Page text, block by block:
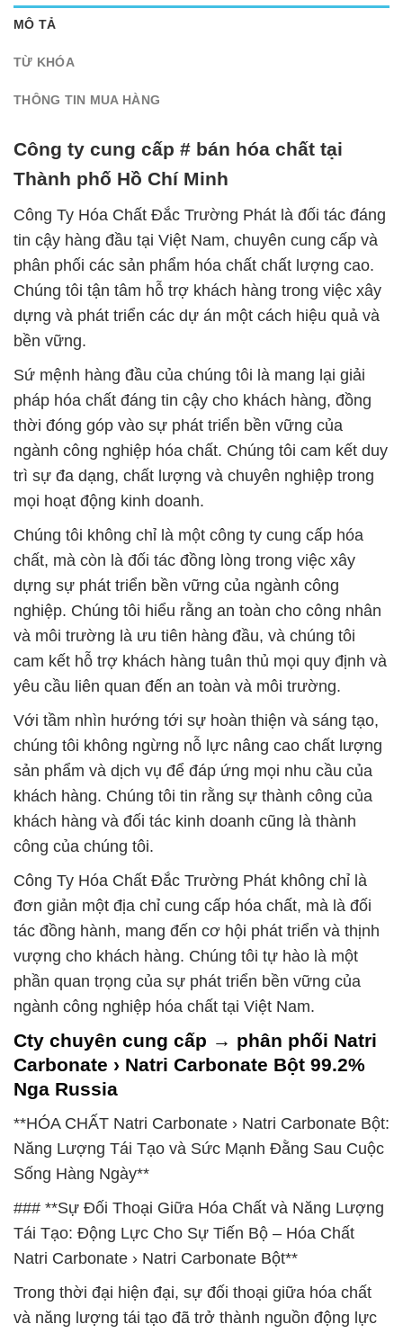
MÔ TẢ
TỪ KHÓA
THÔNG TIN MUA HÀNG
Công ty cung cấp # bán hóa chất tại
Thành phố Hồ Chí Minh
Công Ty Hóa Chất Đắc Trường Phát là đối tác đáng
tin cậy hàng đầu tại Việt Nam, chuyên cung cấp và
phân phối các sản phẩm hóa chất chất lượng cao.
Chúng tôi tận tâm hỗ trợ khách hàng trong việc xây
dựng và phát triển các dự án một cách hiệu quả và
bền vững.
Sứ mệnh hàng đầu của chúng tôi là mang lại giải
pháp hóa chất đáng tin cậy cho khách hàng, đồng
thời đóng góp vào sự phát triển bền vững của
ngành công nghiệp hóa chất. Chúng tôi cam kết duy
trì sự đa dạng, chất lượng và chuyên nghiệp trong
mọi hoạt động kinh doanh.
Chúng tôi không chỉ là một công ty cung cấp hóa
chất, mà còn là đối tác đồng lòng trong việc xây
dựng sự phát triển bền vững của ngành công
nghiệp. Chúng tôi hiểu rằng an toàn cho công nhân
và môi trường là ưu tiên hàng đầu, và chúng tôi
cam kết hỗ trợ khách hàng tuân thủ mọi quy định và
yêu cầu liên quan đến an toàn và môi trường.
Với tầm nhìn hướng tới sự hoàn thiện và sáng tạo,
chúng tôi không ngừng nỗ lực nâng cao chất lượng
sản phẩm và dịch vụ để đáp ứng mọi nhu cầu của
khách hàng. Chúng tôi tin rằng sự thành công của
khách hàng và đối tác kinh doanh cũng là thành
công của chúng tôi.
Công Ty Hóa Chất Đắc Trường Phát không chỉ là
đơn giản một địa chỉ cung cấp hóa chất, mà là đối
tác đồng hành, mang đến cơ hội phát triển và thịnh
vượng cho khách hàng. Chúng tôi tự hào là một
phần quan trọng của sự phát triển bền vững của
ngành công nghiệp hóa chất tại Việt Nam.
Cty chuyên cung cấp → phân phối Natri
Carbonate › Natri Carbonate Bột 99.2%
Nga Russia
**HÓA CHẤT Natri Carbonate › Natri Carbonate Bột:
Năng Lượng Tái Tạo và Sức Mạnh Đằng Sau Cuộc
Sống Hàng Ngày**
### **Sự Đối Thoại Giữa Hóa Chất và Năng Lượng
Tái Tạo: Động Lực Cho Sự Tiến Bộ – Hóa Chất
Natri Carbonate › Natri Carbonate Bột**
Trong thời đại hiện đại, sự đối thoại giữa hóa chất
và năng lượng tái tạo đã trở thành nguồn động lực